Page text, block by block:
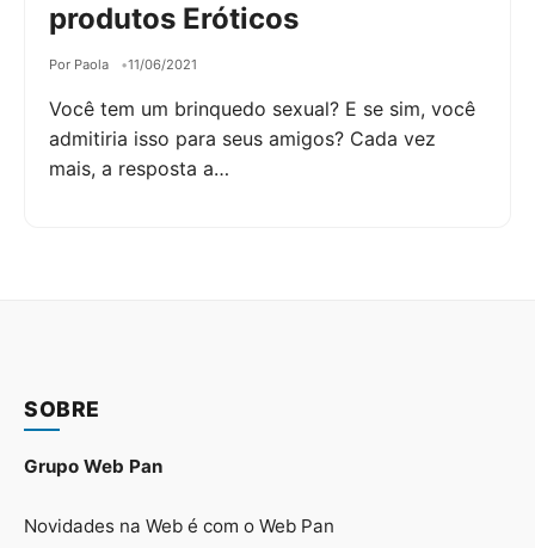
produtos Eróticos
Por Paola 11/06/2021
Você tem um brinquedo sexual? E se sim, você
admitiria isso para seus amigos? Cada vez
mais, a resposta a…
SOBRE
Grupo Web Pan
Novidades na Web é com o Web Pan